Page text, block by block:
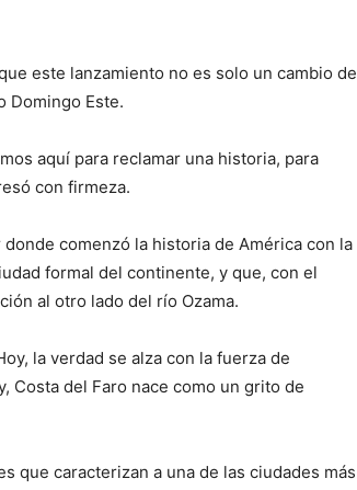
este lanzamiento no es solo un cambio de
Domingo Este.
aquí para reclamar una historia, para
con firmeza.
comenzó la historia de América con la
formal del continente, y que, con el
al otro lado del río Ozama.
la verdad se alza con la fuerza de
Costa del Faro nace como un grito de
que caracterizan a una de las ciudades más